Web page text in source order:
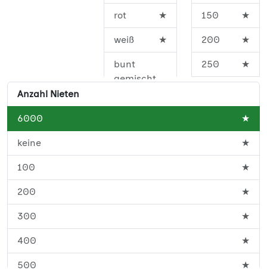
rot ★
weiß ★
bunt
gemischt
150 ★
200 ★
250 ★
★
★
★
★
★
★
★
Anzahl Nieten
6000 ★
keine ★
100 ★
200 ★
300 ★
400 ★
500 ★